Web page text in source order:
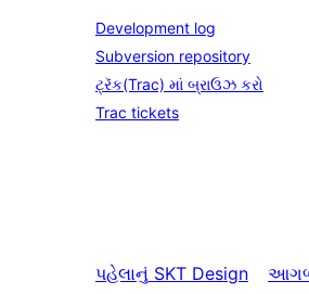
Development log
Subversion repository
ટ્રૅક(Trac) માં બ્રાઉઝ કરો
Trac tickets
પહેલાનું SKT Design